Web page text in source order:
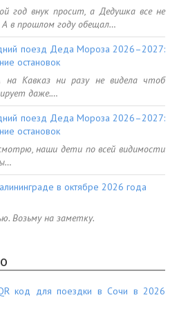
год внук просит, а Дедушка все не
в прошлом году обещал…
поезд Деда Мороза 2026–2027:
остановок
Кавказ ни разу не видела чтоб
даже.…
поезд Деда Мороза 2026–2027:
остановок
наши дети по всей видимости
в октябре 2026 года
Возьму на заметку.
код для поездки в Сочи в 2026